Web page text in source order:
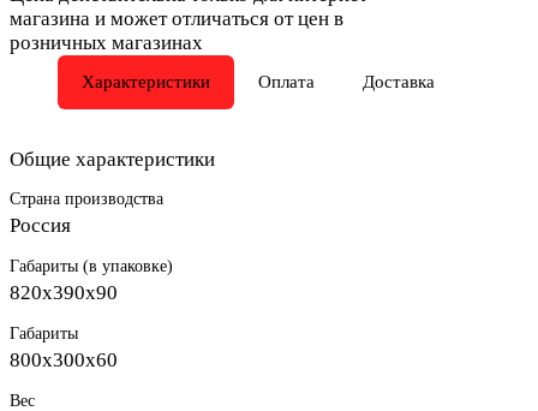
магазина и может отличаться от цен в
розничных магазинах
Характеристики Оплата Доставка
Общие характеристики
Страна производства
Россия
Габариты (в упаковке)
820х390х90
Габариты
800х300х60
Вес